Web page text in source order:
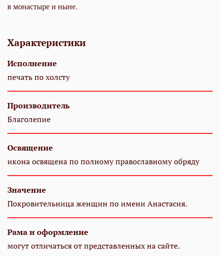
в мо­на­сты­ре и ныне.
Характеристики
Исполнение
печать по холсту
Производитель
Благолепие
Освящение
икона освящена по полному православному обряду
Значение
Покровительница женщин по имени Анастасия.
Рама и оформление
могут отличаться от представленных на сайте.